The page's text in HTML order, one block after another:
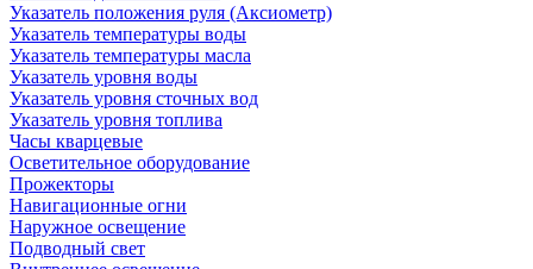
Указатель положения руля (Аксиометр)
Указатель температуры воды
Указатель температуры масла
Указатель уровня воды
Указатель уровня сточных вод
Указатель уровня топлива
Часы кварцевые
Осветительное оборудование
Прожекторы
Навигационные огни
Наружное освещение
Подводный свет